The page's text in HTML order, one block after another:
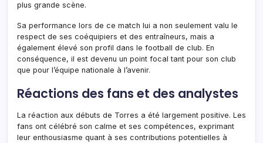
plus grande scène.
Sa performance lors de ce match lui a non seulement valu le
respect de ses coéquipiers et des entraîneurs, mais a
également élevé son profil dans le football de club. En
conséquence, il est devenu un point focal tant pour son club
que pour l’équipe nationale à l’avenir.
Réactions des fans et des analystes
La réaction aux débuts de Torres a été largement positive. Les
fans ont célébré son calme et ses compétences, exprimant
leur enthousiasme quant à ses contributions potentielles à